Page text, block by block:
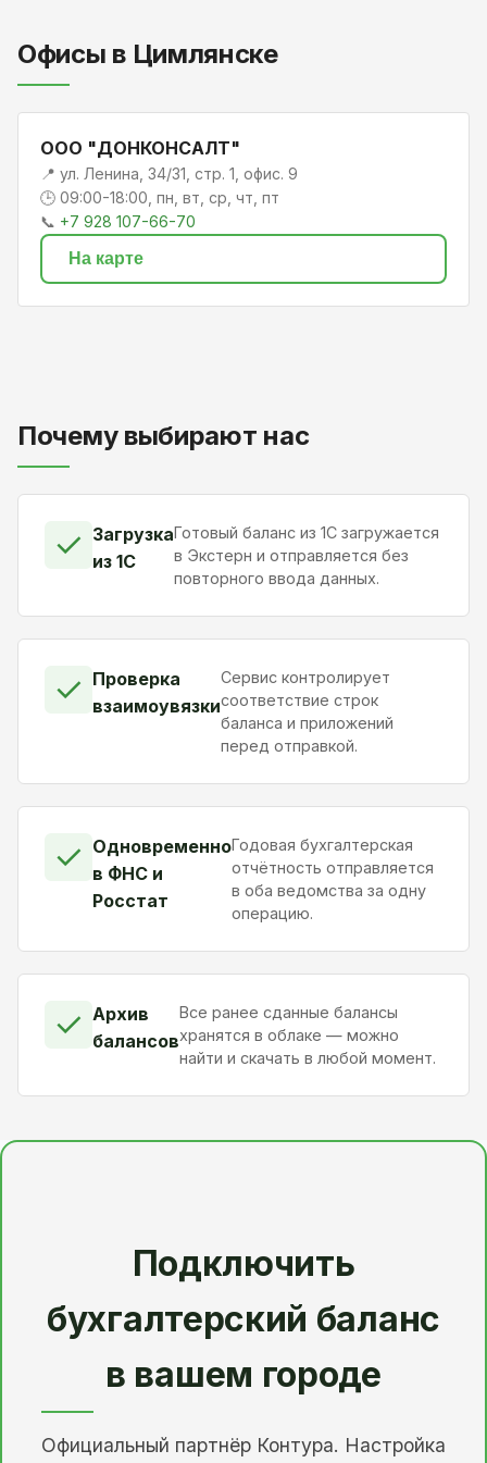
Офисы в Цимлянске
ООО "ДОНКОНСАЛТ"
📍 ул. Ленина, 34/31, стр. 1, офис. 9
🕒 09:00-18:00, пн, вт, ср, чт, пт
📞 +7 928 107-66-70
На карте
Почему выбирают нас
✓ Загрузка
из 1С
Готовый баланс из 1С загружается
в Экстерн и отправляется без
повторного ввода данных.
✓ Проверка
взаимоувязки
Сервис контролирует
соответствие строк
баланса и приложений
перед отправкой.
✓ Одновременно
в ФНС и
Росстат
Годовая бухгалтерская
отчётность отправляется
в оба ведомства за одну
операцию.
✓ Архив
балансов
Все ранее сданные балансы
хранятся в облаке — можно
найти и скачать в любой момент.
Подключить
бухгалтерский баланс
в вашем городе
Официальный партнёр Контура. Настройка